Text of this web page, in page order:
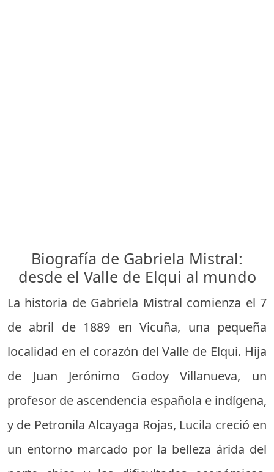
Biografía de Gabriela Mistral:
desde el Valle de Elqui al mundo
La historia de Gabriela Mistral comienza el 7
de abril de 1889 en Vicuña, una pequeña
localidad en el corazón del Valle de Elqui. Hija
de Juan Jerónimo Godoy Villanueva, un
profesor de ascendencia española e indígena,
y de Petronila Alcayaga Rojas, Lucila creció en
un entorno marcado por la belleza árida del